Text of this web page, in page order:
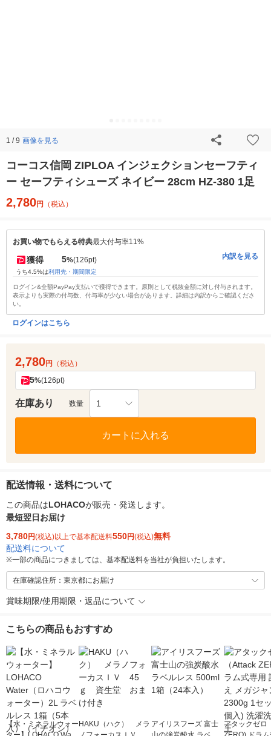
1 / 9 画像を見る
コーコス信岡 ZIPLOA インジェクションセーフティ
ー セーフティシューズ ネイビー 28cm HZ-380 1足
2,780円 （税込）
お買い物でもらえる特典最大付与率11%
獲得 5%(126pt)
うち4.5%は利用先・期間限定
内訳を見る
ログイン&全額PayPay支払いで獲得できます。原則として税抜金額に対し付与されます。
表示よりも実際の付与数、付与率が少ない場合があります。詳細は内訳からご確認くださ
い。
ログインはこちら
2,780円 （税込）
5%(126pt)
在庫あり 数量 1
カートに入れる
配送情報・送料について
この商品はLOHACOが販売・発送します。
最短翌日お届け
3,780円(税込)以上で基本配送料550円(税込)無料
配送料について
※一部の商品につきましては、基本配送料を当社が負担いたします。
在庫確認住所：東京都にお届け
賞味期限/使用期限・返品について
こちらの商品もおすすめ
【水・ミネラルウォー HAKU（ハク） メラ アイリスフーズ 富士
アタックゼロ